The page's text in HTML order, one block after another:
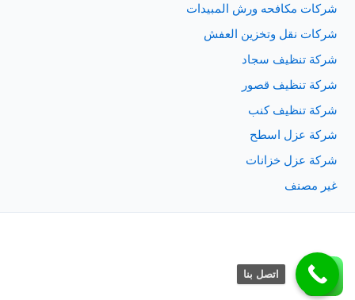
شركات مكافحه ورش المبيدات
شركات نقل وتخزين العفش
شركة تنظيف سجاد
شركة تنظيف قصور
شركة تنظيف كنب
شركة عزل اسطح
شركة عزل خزانات
غير مصنف
اتصل بنا